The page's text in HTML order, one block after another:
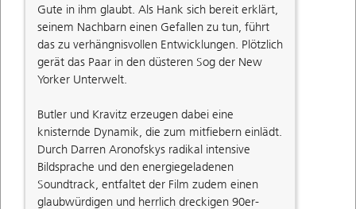
Gute in ihm glaubt. Als Hank sich bereit erklärt,
seinem Nachbarn einen Gefallen zu tun, führt
das zu verhängnisvollen Entwicklungen. Plötzlich
gerät das Paar in den düsteren Sog der New
Yorker Unterwelt.
Butler und Kravitz erzeugen dabei eine
knisternde Dynamik, die zum mitfiebern einlädt.
Durch Darren Aronofskys radikal intensive
Bildsprache und den energiegeladenen
Soundtrack, entfaltet der Film zudem einen
glaubwürdigen und herrlich dreckigen 90er-